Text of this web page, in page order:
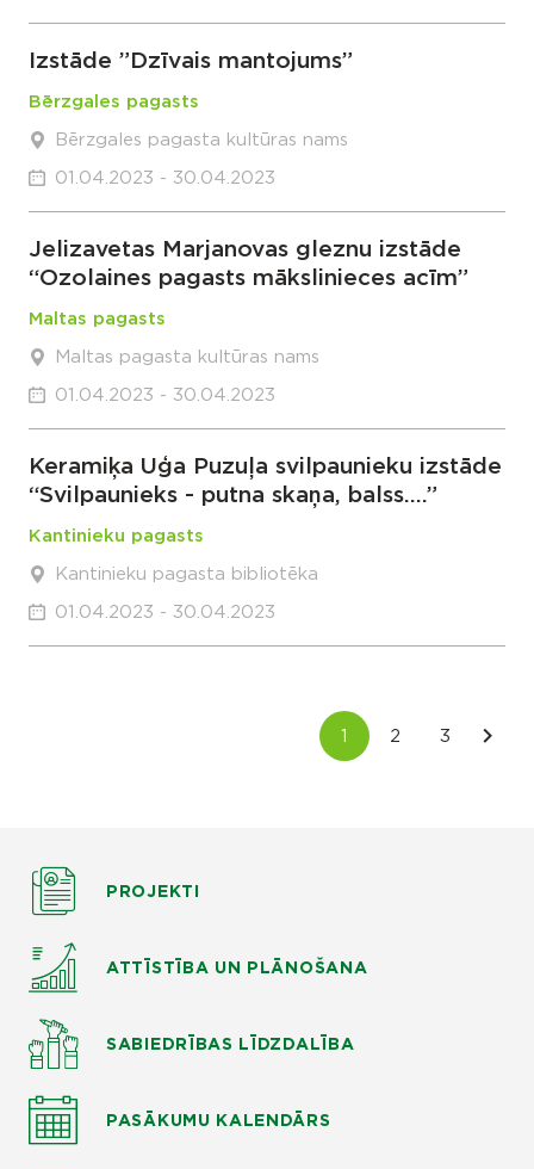
Izstāde ”Dzīvais mantojums”
Bērzgales pagasts
Bērzgales pagasta kultūras nams
01.04.2023 - 30.04.2023
Jelizavetas Marjanovas gleznu izstāde
“Ozolaines pagasts mākslinieces acīm”
Maltas pagasts
Maltas pagasta kultūras nams
01.04.2023 - 30.04.2023
Keramiķa Uģa Puzuļa svilpaunieku izstāde
“Svilpaunieks - putna skaņa, balss….”
Kantinieku pagasts
Kantinieku pagasta bibliotēka
01.04.2023 - 30.04.2023
PROJEKTI
ATTĪSTĪBA UN PLĀNOŠANA
SABIEDRĪBAS LĪDZDALĪBA
PASĀKUMU KALENDĀRS